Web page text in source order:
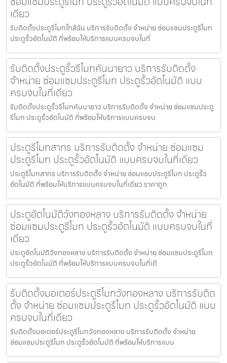
เดียว
รับติดตั้งประตูรีโมทใกล้ฉัน บริการรับติดตั้ง จำหน่าย ซ่อมแซมประตูรีโมท
ประตูรั้วอัตโนมัติ ที่พร้อมให้บริการแบบครบจบในที่
รับติดตั้งประตูรั้วรีโมทคันนายาว บริการรับติดตั้ง
จำหน่าย ซ่อมแซมประตูรีโมท ประตูรั้วอัตโนมัติ แบบ
ครบจบในที่เดียว
รับติดตั้งประตูรั้วรีโมทคันนายาว บริการรับติดตั้ง จำหน่าย ซ่อมแซมประตู
รีโมท ประตูรั้วอัตโนมัติ ที่พร้อมให้บริการแบบครบจบ
ประตูรีโมทสาทร บริการรับติดตั้ง จำหน่าย ซ่อมแซม
ประตูรีโมท ประตูรั้วอัตโนมัติ แบบครบจบในที่เดียว
ประตูรีโมทสาทร บริการรับติดตั้ง จำหน่าย ซ่อมแซมประตูรีโมท ประตูรั้ว
อัตโนมัติ ที่พร้อมให้บริการแบบครบจบในที่เดียว ราคาถูก
ประตูอัตโนมัติวังทองหลาง บริการรับติดตั้ง จำหน่าย
ซ่อมแซมประตูรีโมท ประตูรั้วอัตโนมัติ แบบครบจบในที่
เดียว
ประตูอัตโนมัติวังทองหลาง บริการรับติดตั้ง จำหน่าย ซ่อมแซมประตูรีโมท
ประตูรั้วอัตโนมัติ ที่พร้อมให้บริการแบบครบจบในที่เดี
รับติดตั้งมอเตอร์ประตูรีโมทวังทองหลาง บริการรับติด
ตั้ง จำหน่าย ซ่อมแซมประตูรีโมท ประตูรั้วอัตโนมัติ แบบ
ครบจบในที่เดียว
รับติดตั้งมอเตอร์ประตูรีโมทวังทองหลาง บริการรับติดตั้ง จำหน่าย
ซ่อมแซมประตูรีโมท ประตูรั้วอัตโนมัติ ที่พร้อมให้บริการแบบ